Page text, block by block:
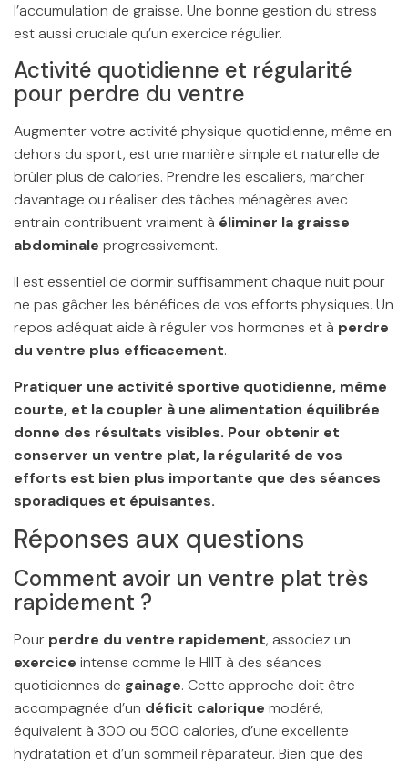
l’accumulation de graisse. Une bonne gestion du stress
est aussi cruciale qu’un exercice régulier.
Activité quotidienne et régularité
pour perdre du ventre
Augmenter votre activité physique quotidienne, même en
dehors du sport, est une manière simple et naturelle de
brûler plus de calories. Prendre les escaliers, marcher
davantage ou réaliser des tâches ménagères avec
entrain contribuent vraiment à éliminer la graisse
abdominale progressivement.
Il est essentiel de dormir suffisamment chaque nuit pour
ne pas gâcher les bénéfices de vos efforts physiques. Un
repos adéquat aide à réguler vos hormones et à perdre
du ventre plus efficacement.
Pratiquer une activité sportive quotidienne, même
courte, et la coupler à une alimentation équilibrée
donne des résultats visibles. Pour obtenir et
conserver un ventre plat, la régularité de vos
efforts est bien plus importante que des séances
sporadiques et épuisantes.
Réponses aux questions
Comment avoir un ventre plat très
rapidement ?
Pour perdre du ventre rapidement, associez un
exercice intense comme le HIIT à des séances
quotidiennes de gainage. Cette approche doit être
accompagnée d’un déficit calorique modéré,
équivalent à 300 ou 500 calories, d’une excellente
hydratation et d’un sommeil réparateur. Bien que des